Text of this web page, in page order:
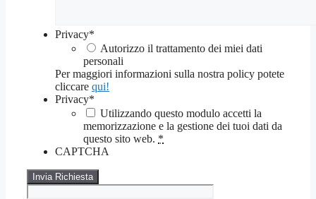
Privacy*
Autorizzo il trattamento dei miei dati
personali
Per maggiori informazioni sulla nostra policy potete
cliccare qui!
Privacy*
Utilizzando questo modulo accetti la
memorizzazione e la gestione dei tuoi dati da
questo sito web. *
CAPTCHA